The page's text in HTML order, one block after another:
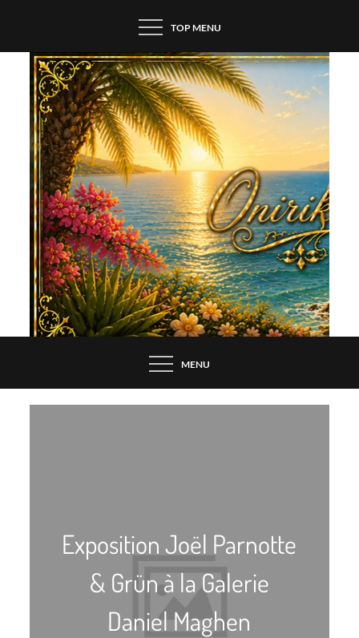
content
TOP MENU
MENU
Exposition Joël Parnotte
& Grün à la Galerie
Daniel Maghen